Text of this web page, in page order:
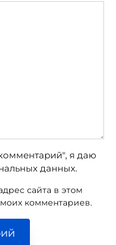
я даю
данных.
сайта в этом
комментариев.